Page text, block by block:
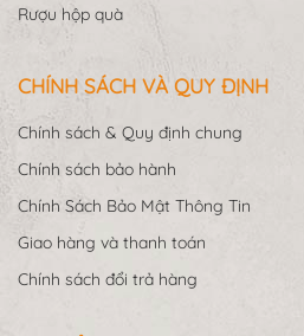
Rượu hộp quà
CHÍNH SÁCH VÀ QUY ĐỊNH
Chính sách & Quy định chung
Chính sách bảo hành
Chính Sách Bảo Mật Thông Tin
Giao hàng và thanh toán
Chính sách đổi trả hàng